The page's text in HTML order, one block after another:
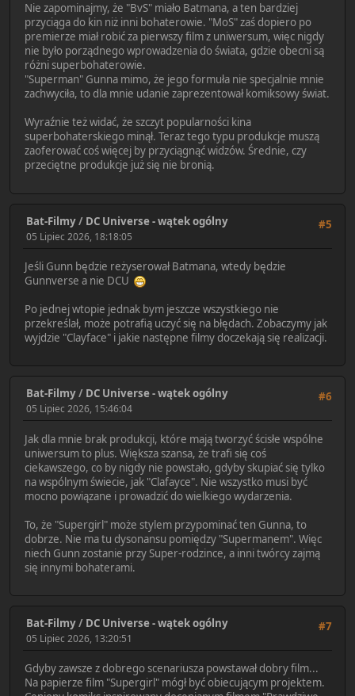
Nie zapominajmy, że "BvS" miało Batmana, a ten bardziej
przyciąga do kin niż inni bohaterowie. "MoS" zaś dopiero po
premierze miał robić za pierwszy film z uniwersum, więc nigdy
nie było porządnego wprowadzenia do świata, gdzie obecni są
różni superbohaterowie.
"Superman" Gunna mimo, że jego formuła nie specjalnie mnie
zachwyciła, to dla mnie udanie zaprezentował komiksowy świat.
Wyraźnie też widać, że szczyt popularności kina
superbohaterskiego minął. Teraz tego typu produkcje muszą
zaoferować coś więcej by przyciągnąć widzów. Średnie, czy
przeciętne produkcje już się nie bronią.
#5
Bat-Filmy/ DC Universe - wątek ogólny
05 Lipiec 2026, 18:18:05
Jeśli Gunn będzie reżyserował Batmana, wtedy będzie
Gunnverse a nie DCU
Po jednej wtopie jednak bym jeszcze wszystkiego nie
przekreślał, może potrafią uczyć się na błędach. Zobaczymy jak
wyjdzie "Clayface" i jakie następne filmy doczekają się realizacji.
#6
Bat-Filmy/ DC Universe - wątek ogólny
05 Lipiec 2026, 15:46:04
Jak dla mnie brak produkcji, które mają tworzyć ścisłe wspólne
uniwersum to plus. Większa szansa, że trafi się coś
ciekawszego, co by nigdy nie powstało, gdyby skupiać się tylko
na wspólnym świecie, jak "Clafayce". Nie wszystko musi być
mocno powiązane i prowadzić do wielkiego wydarzenia.
To, że "Supergirl" może stylem przypominać ten Gunna, to
dobrze. Nie ma tu dysonansu pomiędzy "Supermanem". Więc
niech Gunn zostanie przy Super-rodzince, a inni twórcy zajmą
się innymi bohaterami.
#7
Bat-Filmy/ DC Universe - wątek ogólny
05 Lipiec 2026, 13:20:51
Gdyby zawsze z dobrego scenariusza powstawał dobry film...
Na papierze film "Supergirl" mógł być obiecującym projektem.